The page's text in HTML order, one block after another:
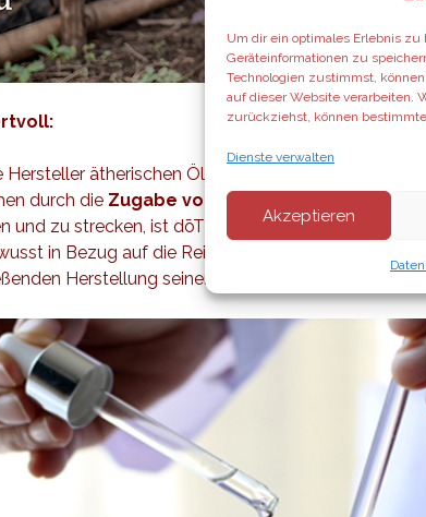
Um dir ein optimales Erlebnis
Geräteinformationen zu
Technologien zustimmst,
auf dieser Website verarbeiten.
zurückziehst, können
Dienste verwalten
Akzeptieren
Hersteller ätherischen Öle gern schnell und
durch die Zugabe von günstigen oder sogar
und zu strecken, ist dōTERRA kompromisslos
in Bezug auf die Reinheit beim Anbau und Ernte
Herstellung seiner reinen ätherischen Öle.